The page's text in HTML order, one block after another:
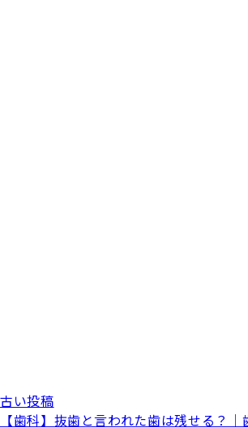
古い投稿
【歯科】抜歯と言われた歯は残せる？